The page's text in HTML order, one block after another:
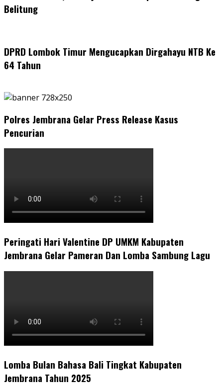
Belitung
DPRD Lombok Timur Mengucapkan Dirgahayu NTB Ke
64 Tahun
Polres Jembrana Gelar Press Release Kasus
Pencurian
Peringati Hari Valentine DP UMKM Kabupaten
Jembrana Gelar Pameran Dan Lomba Sambung Lagu
Lomba Bulan Bahasa Bali Tingkat Kabupaten
Jembrana Tahun 2025